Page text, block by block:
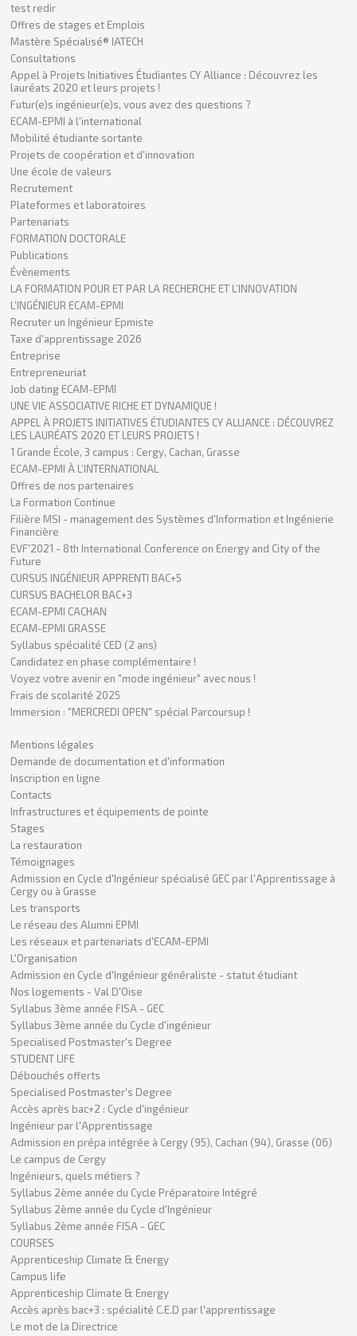
test redir
Offres de stages et Emplois
Mastère Spécialisé® IATECH
Consultations
Appel à Projets Initiatives Étudiantes CY Alliance : Découvrez les
lauréats 2020 et leurs projets !
Futur(e)s ingénieur(e)s, vous avez des questions ?
ECAM-EPMI à l'international
Mobilité étudiante sortante
Projets de coopération et d'innovation
Une école de valeurs
Recrutement
Plateformes et laboratoires
Partenariats
FORMATION DOCTORALE
Publications
Évènements
LA FORMATION POUR ET PAR LA RECHERCHE ET L’INNOVATION
L’INGÉNIEUR ECAM-EPMI
Recruter un Ingénieur Epmiste
Taxe d'apprentissage 2026
Entreprise
Entrepreneuriat
Job dating ECAM-EPMI
UNE VIE ASSOCIATIVE RICHE ET DYNAMIQUE !
APPEL À PROJETS INITIATIVES ÉTUDIANTES CY ALLIANCE : DÉCOUVREZ
LES LAURÉATS 2020 ET LEURS PROJETS !
1 Grande École, 3 campus : Cergy, Cachan, Grasse
ECAM-EPMI À L’INTERNATIONAL
Offres de nos partenaires
La Formation Continue
Filière MSI - management des Systèmes d'Information et Ingénierie
Financière
EVF'2021 - 8th International Conference on Energy and City of the
Future
CURSUS INGÉNIEUR APPRENTI BAC+5
CURSUS BACHELOR BAC+3
ECAM-EPMI CACHAN
ECAM-EPMI GRASSE
Syllabus spécialité CED (2 ans)
Candidatez en phase complémentaire !
Voyez votre avenir en "mode ingénieur" avec nous !
Frais de scolarité 2025
Immersion : "MERCREDI OPEN" spécial Parcoursup !
Mentions légales
Demande de documentation et d'information
Inscription en ligne
Contacts
Infrastructures et équipements de pointe
Stages
La restauration
Témoignages
Admission en Cycle d'Ingénieur spécialisé GEC par l'Apprentissage à
Cergy ou à Grasse
Les transports
Le réseau des Alumni EPMI
Les réseaux et partenariats d'ECAM-EPMI
L'Organisation
Admission en Cycle d'Ingénieur généraliste - statut étudiant
Nos logements - Val D'Oise
Syllabus 3ème année FISA - GEC
Syllabus 3ème année du Cycle d'ingénieur
Specialised Postmaster's Degree
STUDENT LIFE
Débouchés offerts
Specialised Postmaster's Degree
Accès après bac+2 : Cycle d'ingénieur
Ingénieur par l'Apprentissage
Admission en prépa intégrée à Cergy (95), Cachan (94), Grasse (06)
Le campus de Cergy
Ingénieurs, quels métiers ?
Syllabus 2ème année du Cycle Préparatoire Intégré
Syllabus 2ème année du Cycle d'Ingénieur
Syllabus 2ème année FISA - GEC
COURSES
Apprenticeship Climate & Energy
Campus life
Apprenticeship Climate & Energy
Accès après bac+3 : spécialité C.E.D par l'apprentissage
Le mot de la Directrice